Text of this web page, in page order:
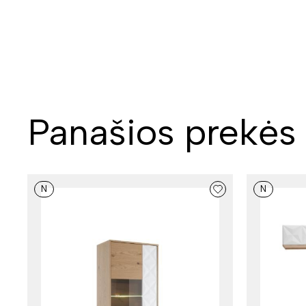
Panašios prekės
N N